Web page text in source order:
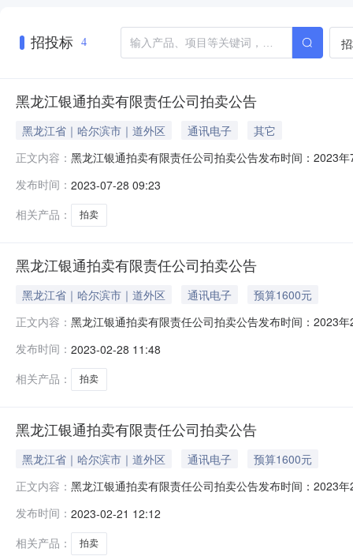
招投标 4
黑龙江银通拍卖有限责任公司拍卖公告
黑龙江省｜哈尔滨市｜道外区 通讯电子
其它
正文内容： 黑龙江银通拍卖有限责任公司拍卖公告发布时间：2023
发布时间： 2023-07-28 09:23
相关产品：
拍卖
黑龙江银通拍卖有限责任公司拍卖公告
黑龙江省｜哈尔滨市｜道外区 通讯电子
预算1600元
正文内容： 黑龙江银通拍卖有限责任公司拍卖公告发布时间：2023
RA418811600300以上标的为海关依法罚没的涉案财物
发布时间： 2023-02-28 11:48
相关产品：
拍卖
黑龙江银通拍卖有限责任公司拍卖公告
黑龙江省｜哈尔滨市｜道外区 通讯电子
预算1600元
正文内容： 黑龙江银通拍卖有限责任公司拍卖公告发布时间：2023
RA418811600300以上标的为海关依法罚没的涉案财物
发布时间： 2023-02-21 12:12
相关产品：
拍卖